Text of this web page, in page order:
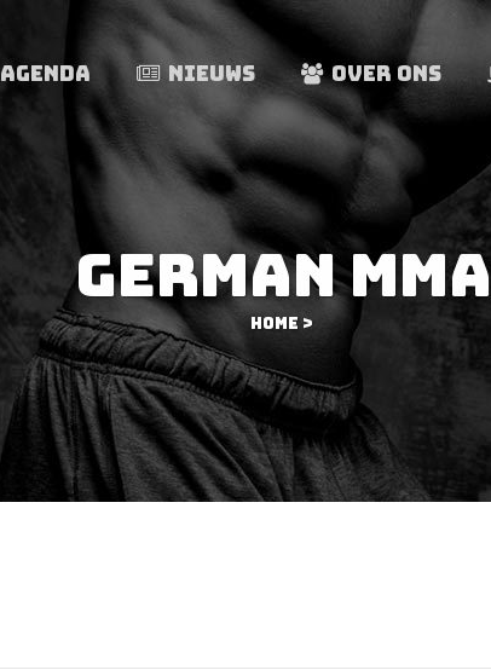
AGENDA NIEUWS OVER ONS
GERMAN MMA
Home >